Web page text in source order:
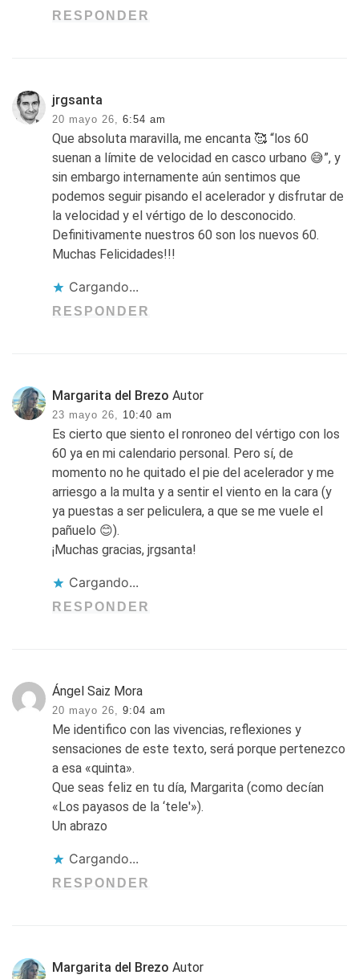
RESPONDER
jrgsanta
20 mayo 26, 6:54 am
Que absoluta maravilla, me encanta 🥰 “los 60
suenan a límite de velocidad en casco urbano 😅”, y
sin embargo internamente aún sentimos que
podemos seguir pisando el acelerador y disfrutar de
la velocidad y el vértigo de lo desconocido.
Definitivamente nuestros 60 son los nuevos 60.
Muchas Felicidades!!!
Cargando...
RESPONDER
Margarita del Brezo Autor
23 mayo 26, 10:40 am
Es cierto que siento el ronroneo del vértigo con los
60 ya en mi calendario personal. Pero sí, de
momento no he quitado el pie del acelerador y me
arriesgo a la multa y a sentir el viento en la cara (y
ya puestas a ser peliculera, a que se me vuele el
pañuelo 😊).
¡Muchas gracias, jrgsanta!
Cargando...
RESPONDER
Ángel Saiz Mora
20 mayo 26, 9:04 am
Me identifico con las vivencias, reflexiones y
sensaciones de este texto, será porque pertenezco
a esa «quinta».
Que seas feliz en tu día, Margarita (como decían
«Los payasos de la ‘tele'»).
Un abrazo
Cargando...
RESPONDER
Margarita del Brezo Autor